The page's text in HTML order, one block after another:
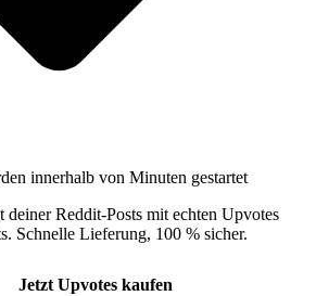
innerhalb von Minuten gestartet
deiner Reddit-Posts mit echten Upvotes
Schnelle Lieferung, 100 % sicher.
Jetzt Upvotes kaufen